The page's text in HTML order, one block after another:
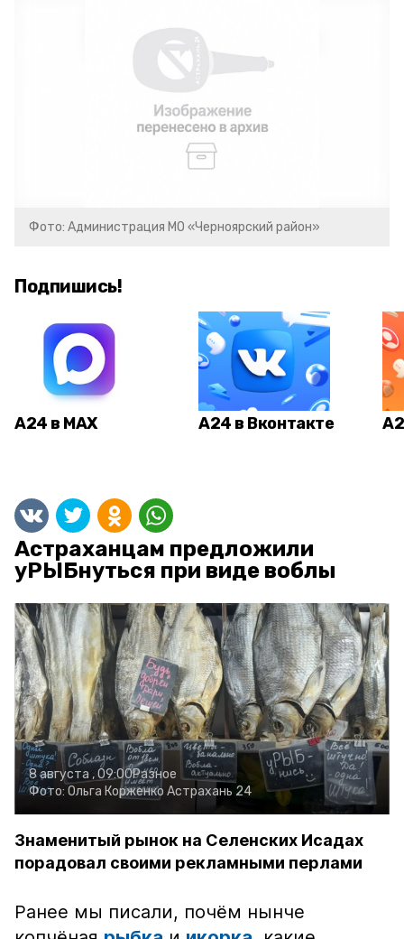
Фото: Администрация МО «Черноярский район»
Подпишись!
А24 в MAX А24 в Вконтакте
Астраханцам предложили
уРЫБнуться при виде воблы
8 августа , 09:00Разное
Фото: Ольга Корженко Астрахань 24
Знаменитый рынок на Селенских Исадах
порадовал своими рекламными перлами
Ранее мы писали, почём нынче